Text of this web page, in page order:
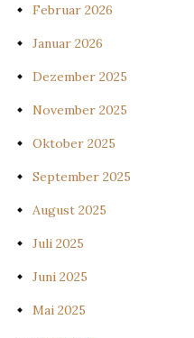
Februar 2026
Januar 2026
Dezember 2025
November 2025
Oktober 2025
September 2025
August 2025
Juli 2025
Juni 2025
Mai 2025